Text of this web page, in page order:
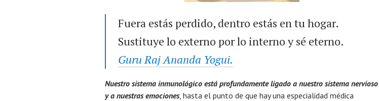
Fuera estás perdido, dentro estás en tu hogar.
Sustituye lo externo por lo interno y sé eterno.
Guru Raj Ananda Yogui.
Nuestro sistema inmunológico está profundamente ligado a nuestro sistema nervioso
y a nuestras emociones, hasta el punto de que hay una especialidad médica